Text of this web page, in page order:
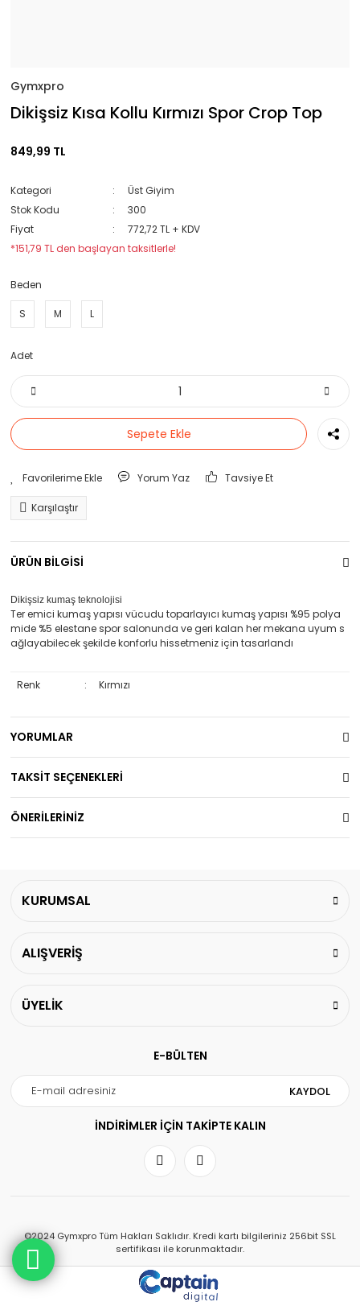
Gymxpro
Dikişsiz Kısa Kollu Kırmızı Spor Crop Top
849,99 TL
Kategori
Üst Giyim
Stok Kodu
300
Fiyat
772,72 TL + KDV
*151,79 TL den başlayan taksitlerle!
Beden
S M L
Adet
Sepete Ekle
Yorum Yaz Tavsiye Et
Karşılaştır
ÜRÜN BİLGİSİ
Dikişsiz kumaş teknolojisi
Ter emici kumaş yapısı vücudu toparlayıcı kumaş yapısı %95 polya
mide %5 elestane spor salonunda ve geri kalan her mekana uyum s
ağlayabilecek şekilde konforlu hissetmeniz için tasarlandı
Renk : Kırmızı
YORUMLAR
TAKSİT SEÇENEKLERİ
ÖNERİLERİNİZ
KURUMSAL
ALIŞVERİŞ
ÜYELİK
E-BÜLTEN
KAYDOL
İNDİRİMLER İÇİN TAKİPTE KALIN
©2024 Gymxpro Tüm Hakları Saklıdır. Kredi kartı bilgileriniz 256bit SSL
sertifikası ile korunmaktadır.